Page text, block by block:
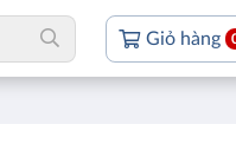
Giỏ hàng